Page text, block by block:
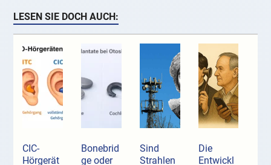
LESEN SIE DOCH AUCH:
CIC-
Hörgerät
Bonebrid
ge oder
Sind
Strahlen
Die
Entwickl